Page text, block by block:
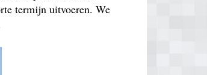
termijn uitvoeren. We